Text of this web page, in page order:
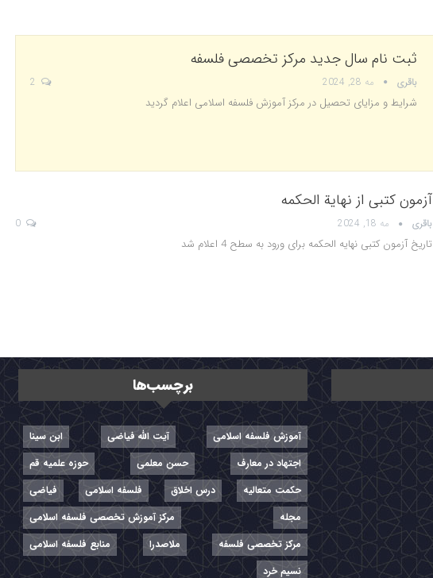
ثبت نام سال جدید مرکز تخصصی فلسفه
باقری مه 28, 2024
شرایط و مزایای تحصیل در مرکز آموزش فلسفه اسلامی اعلام گردید
آزمون کتبی از نهایة الحکمه
باقری مه 18, 2024
تاریخ آزمون کتبی نهایه الحکمه برای ورود به سطح 4 اعلام شد
برچسب‌ها
آموزش فلسفه اسلامی آیت الله فیاضی
ابن سینا
اجتهاد در معارف
حسن معلمی
حوزه علمیه قم
حکمت متعالیه
درس اخلاق فلسفه اسلامی
فیاضی
مجله
مرکز آموزش تخصصی فلسفه اسلامی
مرکز تخصصی فلسفه
ملاصدرا
منابع فلسفه اسلامی
نسیم خرد